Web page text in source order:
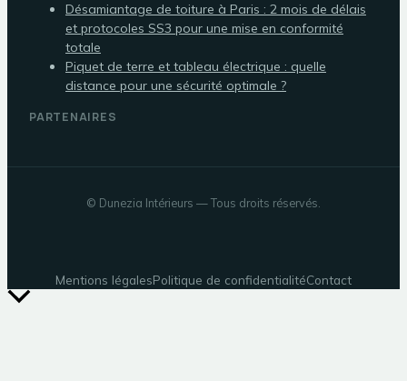
Désamiantage de toiture à Paris : 2 mois de délais
et protocoles SS3 pour une mise en conformité
totale
Piquet de terre et tableau électrique : quelle
distance pour une sécurité optimale ?
PARTENAIRES
© Dunezia Intérieurs — Tous droits réservés.
Mentions légalesPolitique de confidentialitéContact